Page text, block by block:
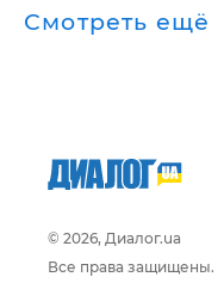
Смотреть ещё
© 2026, Диалог.ua
Все права защищены.